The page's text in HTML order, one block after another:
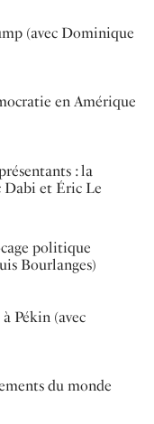
(avec Dominique
en Amérique
: la
Dabi et Éric Le
politique
Bourlanges)
Pékin (avec
du monde